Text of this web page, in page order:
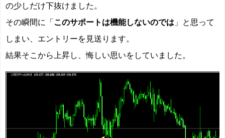
の少しだけ下抜けました。
その瞬間に「 このサポートは機能しないのでは 」と思って
しまい、エントリーを見送ります。
結果そこから上昇し、悔しい思いをしていました。